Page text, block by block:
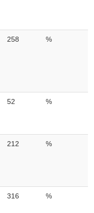
258 %
52 %
212 %
316 %